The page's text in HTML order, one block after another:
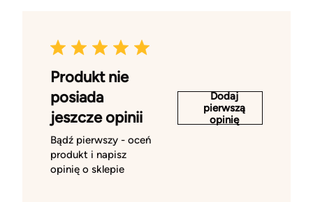
Produkt nie
posiada
jeszcze opinii
Bądź pierwszy - oceń
produkt i napisz
opinię o sklepie
Dodaj
pierwszą
opinię